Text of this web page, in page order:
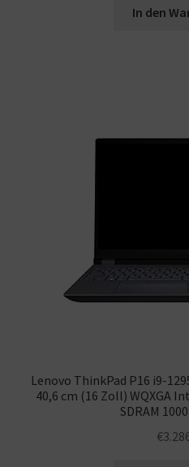
In den
Lenovo ThinkPad P16 i9-
40,6 cm (16 Zoll) WQXGA
SDRAM
€